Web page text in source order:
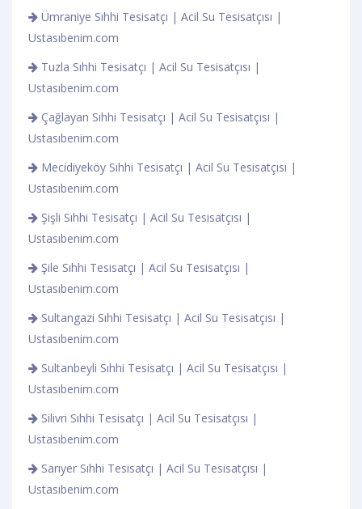
Ümraniye Sıhhi Tesisatçı | Acil Su Tesisatçısı |
Ustasıbenim.com
Tuzla Sıhhi Tesisatçı | Acil Su Tesisatçısı |
Ustasıbenim.com
Çağlayan Sıhhi Tesisatçı | Acil Su Tesisatçısı |
Ustasıbenim.com
Mecidiyeköy Sıhhi Tesisatçı | Acil Su Tesisatçısı |
Ustasıbenim.com
Şişli Sıhhi Tesisatçı | Acil Su Tesisatçısı |
Ustasıbenim.com
Şile Sıhhi Tesisatçı | Acil Su Tesisatçısı |
Ustasıbenim.com
Sultangazi Sıhhi Tesisatçı | Acil Su Tesisatçısı |
Ustasıbenim.com
Sultanbeyli Sıhhi Tesisatçı | Acil Su Tesisatçısı |
Ustasıbenim.com
Silivri Sıhhi Tesisatçı | Acil Su Tesisatçısı |
Ustasıbenim.com
Sarıyer Sıhhi Tesisatçı | Acil Su Tesisatçısı |
Ustasıbenim.com